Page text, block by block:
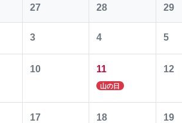
27 28 29
3 4 5
10 11
山の日
12
17 18 19